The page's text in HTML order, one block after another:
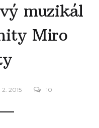
muzikál
Miro
2. 2015 10